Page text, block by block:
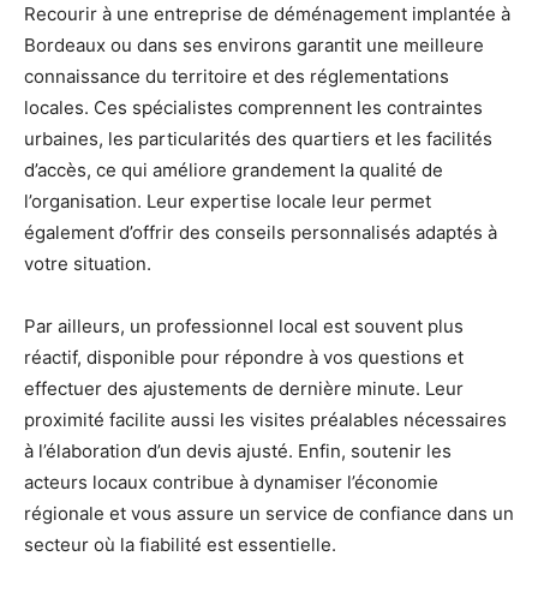
Recourir à une entreprise de déménagement implantée à
Bordeaux ou dans ses environs garantit une meilleure
connaissance du territoire et des réglementations
locales. Ces spécialistes comprennent les contraintes
urbaines, les particularités des quartiers et les facilités
d’accès, ce qui améliore grandement la qualité de
l’organisation. Leur expertise locale leur permet
également d’offrir des conseils personnalisés adaptés à
votre situation.
Par ailleurs, un professionnel local est souvent plus
réactif, disponible pour répondre à vos questions et
effectuer des ajustements de dernière minute. Leur
proximité facilite aussi les visites préalables nécessaires
à l’élaboration d’un devis ajusté. Enfin, soutenir les
acteurs locaux contribue à dynamiser l’économie
régionale et vous assure un service de confiance dans un
secteur où la fiabilité est essentielle.